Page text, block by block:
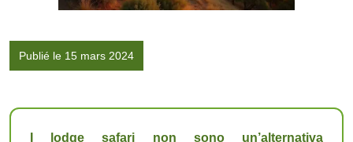
Publié le 15 mars 2024
I lodge safari non sono un’alternativa